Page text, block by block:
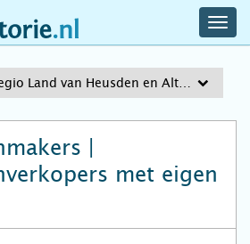
Land van Heusden en Altena
|
met eigen